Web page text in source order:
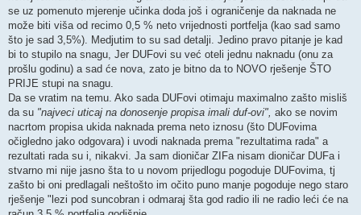
se uz pomenuto mjerenje učinka doda još i ograničenje da naknada ne
može biti viša od recimo 0,5 % neto vrijednosti portfelja (kao sad samo
što je sad 3,5%). Medjutim to su sad detalji. Jedino pravo pitanje je kad
bi to stupilo na snagu, Jer DUFovi su već oteli jednu naknadu (onu za
prošlu godinu) a sad će nova, zato je bitno da to NOVO rješenje ŠTO
PRIJE stupi na snagu.
Da se vratim na temu. Ako sada DUFovi otimaju maximalno zašto misliš
da su "najveci uticaj na donosenje propisa imali duf-ovi", ako se novim
nacrtom propisa ukida naknada prema neto iznosu (što DUFovima
očigledno jako odgovara) i uvodi naknada prema "rezultatima rada" a
rezultati rada su i, nikakvi. Ja sam dioničar ZIFa nisam dioničar DUFa i
stvarno mi nije jasno šta to u novom prijedlogu pogoduje DUFovima, tj
zašto bi oni predlagali neštošto im očito puno manje pogoduje nego staro
rješenje "lezi pod suncobran i odmaraj šta god radio ili ne radio leći će na